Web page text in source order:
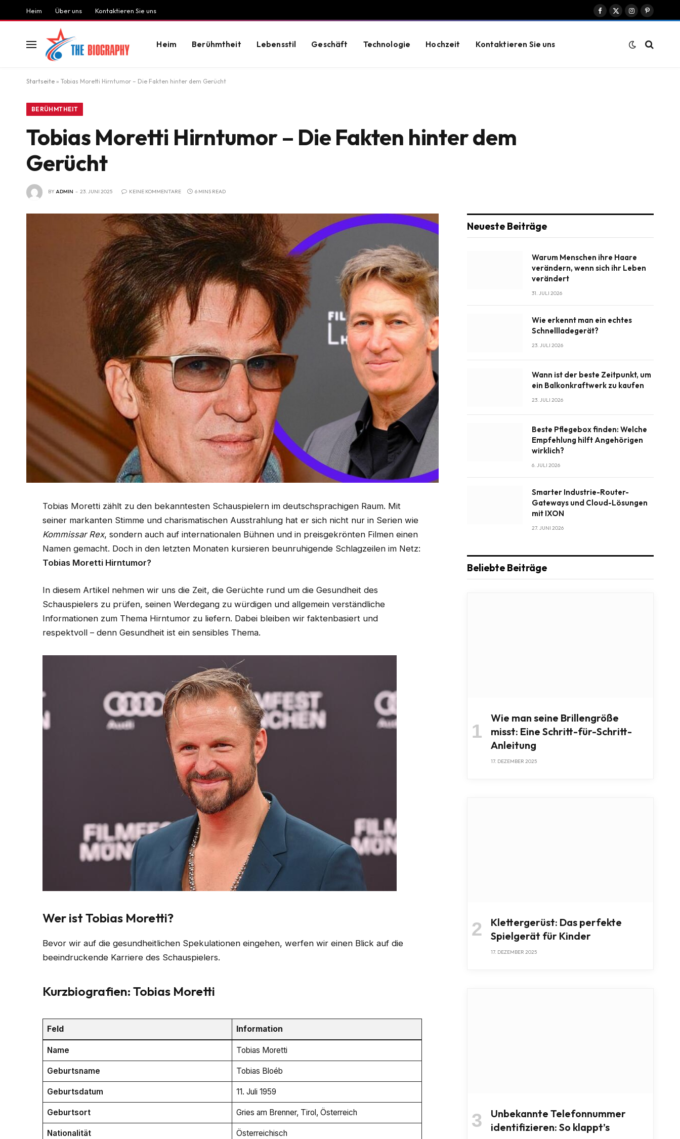
Heim Über uns Kontaktieren Sie uns
Facebook
X
InstagramPinterest
Heim Berühmtheit Lebensstil Geschäft Technologie Hochzeit Kontaktieren Sie uns
Startseite » Tobias Moretti Hirntumor – Die Fakten hinter dem Gerücht
BERÜHMTHEIT
Tobias Moretti Hirntumor – Die Fakten hinter dem
Gerücht
BYADMIN 23. JUNI 2025 KEINE KOMMENTARE 6 MINS READ
Tobias Moretti zählt zu den bekanntesten Schauspielern im deutschsprachigen Raum. Mit
seiner markanten Stimme und charismatischen Ausstrahlung hat er sich nicht nur in Serien wie
Kommissar Rex, sondern auch auf internationalen Bühnen und in preisgekrönten Filmen einen
Namen gemacht. Doch in den letzten Monaten kursieren beunruhigende Schlagzeilen im Netz:
Tobias Moretti Hirntumor?
In diesem Artikel nehmen wir uns die Zeit, die Gerüchte rund um die Gesundheit des
Schauspielers zu prüfen, seinen Werdegang zu würdigen und allgemein verständliche
Informationen zum Thema Hirntumor zu liefern. Dabei bleiben wir faktenbasiert und
respektvoll – denn Gesundheit ist ein sensibles Thema.
Wer ist Tobias Moretti?
Bevor wir auf die gesundheitlichen Spekulationen eingehen, werfen wir einen Blick auf die
beeindruckende Karriere des Schauspielers.
Kurzbiografien: Tobias Moretti
Feld Information
Name Tobias Moretti
Geburtsname Tobias Bloéb
Geburtsdatum 11. Juli 1959
Geburtsort Gries am Brenner, Tirol, Österreich
Nationalität Österreichisch
Neueste Beiträge
Warum Menschen ihre Haare
verändern, wenn sich ihr Leben
verändert
31. JULI 2026
Wie erkennt man ein echtes
Schnellladegerät?
23. JULI 2026
Wann ist der beste Zeitpunkt, um
ein Balkonkraftwerk zu kaufen
23. JULI 2026
Beste Pflegebox finden: Welche
Empfehlung hilft Angehörigen
wirklich?
6. JULI 2026
Smarter Industrie-Router-
Gateways und Cloud-Lösungen
mit IXON
27. JUNI 2026
Beliebte Beiträge
Wie man seine Brillengröße
misst: Eine Schritt-für-Schritt-
Anleitung
17. DEZEMBER 2025
Klettergerüst: Das perfekte
Spielgerät für Kinder
17. DEZEMBER 2025
Unbekannte Telefonnummer
identifizieren: So klappt’s